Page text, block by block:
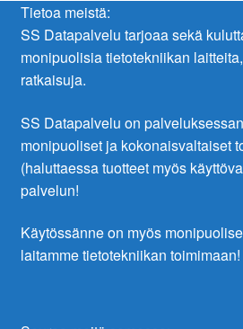
Tietoa meistä:
SS Datapalvelu tarjoaa sekä
monipuolisia tietotekniikan
ratkaisuja.
SS Datapalvelu on
monipuoliset ja kokonaisvaltaiset
(haluttaessa tuotteet myös
palvelun!
Käytössänne on myös
laitamme tietotekniikan toimimaan!